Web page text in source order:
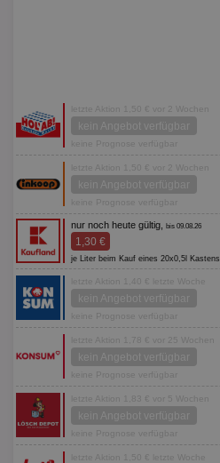
letzte Aktion 1,50 € vor 2 Wochen
kein Angebot verfügbar
keine Prognose verfügbar
letzte Aktion 1,50 € vor 2 Wochen
kein Angebot verfügbar
keine Prognose verfügbar
nur noch heute gültig, bis 09.08.26
1,30 €
je Liter beim Kauf eines 20x0,5l Kastens
letzte Aktion 1,40 € letzte Woche
kein Angebot verfügbar
keine Prognose verfügbar
letzte Aktion 1,78 € vor 25 Wochen
kein Angebot verfügbar
keine Prognose verfügbar
letzte Aktion 1,83 € vor 5 Wochen
kein Angebot verfügbar
keine Prognose verfügbar
letzte Aktion 1,50 € letzte Woche